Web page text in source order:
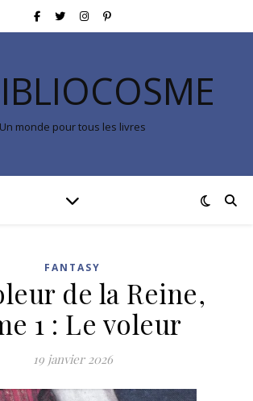
Un monde pour tous les livres
FANTASY
de la Reine,
1 : Le voleur
19 janvier 2026